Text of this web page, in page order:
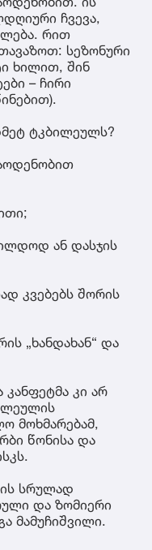
ჩვევა,
რით
სეზონური
ხილით, შინ
– ჩირი
ტკბილეულს?
ან დასჯის
კვებებს შორის
„ხანდახან“ და
კი არ
მოხმარებამ,
წონისა და
სრულად
და ზომიერი
მამუჩიშვილი.